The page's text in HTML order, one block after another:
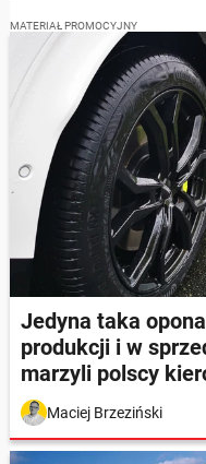
MATERIAŁ PROMOCYJNY
Jedyna taka
produkcji i w
marzyli polscy
Maciej Brzeziński